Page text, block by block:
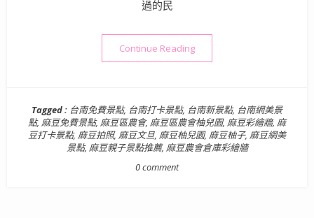
過的民
Continue Reading“台南景點》麻豆區農會柚兒
Tagged : 台南免費景點, 台南打卡景點, 台南新景點, 台南網美景
點, 麻豆免費景點, 麻豆區農會, 麻豆區農會柚兒園, 麻豆彩繪牆, 麻
豆打卡景點, 麻豆拍照, 麻豆文旦, 麻豆柚兒園, 麻豆柚子, 麻豆網美
景點, 麻豆親子景點推薦, 麻豆農會倉庫彩繪牆
0 comment